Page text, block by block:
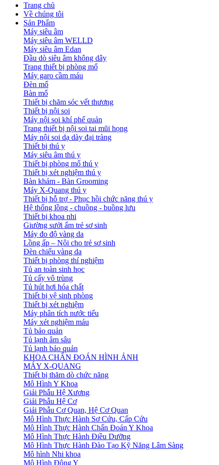
Trang chủ
Về chúng tôi
Sản Phẩm
Máy siêu âm
Máy siêu âm WELLD
Máy siêu âm Edan
Đầu dò siêu âm không dây
Trang thiết bị phòng mổ
Máy garo cầm máu
Đèn mổ
Bàn mổ
Thiết bị chăm sóc vết thương
Thiết bị nội soi
Máy nội soi khí phế quản
Trang thiết bị nội soi tai mũi họng
Máy nội soi dạ dày đại tràng
Thiết bị thú y
Máy siêu âm thú y
Thiết bị phòng mổ thú y
Thiết bị xét nghiệm thú y
Bàn khám - Bàn Grooming
Máy X-Quang thú y
Thiết bị hỗ trợ - Phục hồi chức năng thú y
Hệ thống lồng - chuồng - buồng lưu
Thiết bị khoa nhi
Giường sưởi ấm trẻ sơ sinh
Máy đo độ vàng da
Lồng ấp – Nôi cho trẻ sơ sinh
Đèn chiếu vàng da
Thiết bị phòng thí nghiệm
Tủ an toàn sinh học
Tủ cấy vô trùng
Tủ hút hơi hóa chất
Thiết bị vệ sinh phòng
Thiết bị xét nghiệm
Máy phân tích nước tiểu
Máy xét nghiệm máu
Tủ bảo quản
Tủ lạnh âm sâu
Tủ lạnh bảo quản
KHOA CHẨN ĐOÁN HÌNH ẢNH
MÁY X-QUANG
Thiết bị thăm dò chức năng
Mô Hình Y Khoa
Giải Phẫu Hệ Xương
Giải Phẫu Hệ Cơ
Giải Phẫu Cơ Quan, Hệ Cơ Quan
Mô Hình Thực Hành Sơ Cứu, Cấp Cứu
Mô Hình Thực Hành Chẩn Đoán Y Khoa
Mô Hình Thực Hành Điều Dưỡng
Mô Hình Thực Hành Đào Tạo Kỹ Năng Lâm Sàng
Mô hình Nhi khoa
Mô Hình Đông Y